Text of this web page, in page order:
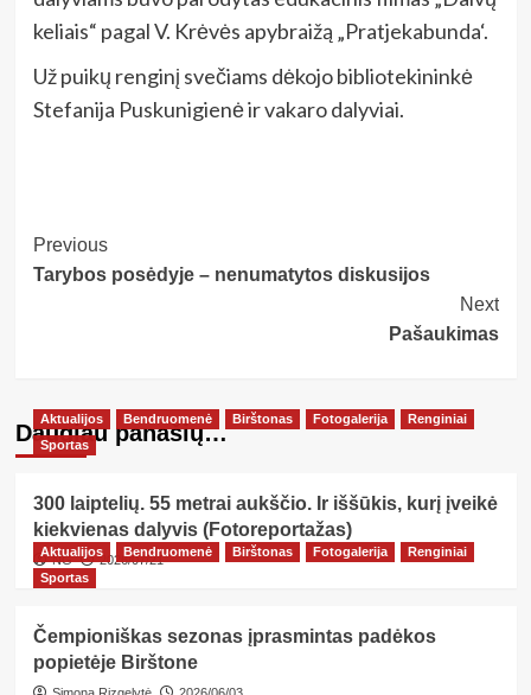
keliais“ pagal V. Krėvės apybraižą „Pratjekabunda‘.
Už puikų renginį svečiams dėkojo bibliotekininkė
Stefanija Puskunigienė ir vakaro dalyviai.
Post
Navigation
Previous
Tarybos posėdyje – nenumatytos diskusijos
Next
Pašaukimas
Daugiau panašių…
Aktualijos Bendruomenė Birštonas Fotogalerija
Renginiai
Sportas
300 laiptelių. 55 metrai aukščio. Ir iššūkis, kurį įveikė
kiekvienas dalyvis (Fotoreportažas)
NG 2026/07/21
Aktualijos Bendruomenė Birštonas Fotogalerija
Renginiai
Sportas
Čempioniškas sezonas įprasmintas padėkos
popietėje Birštone